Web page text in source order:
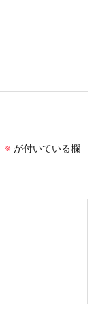
※ が付いている欄